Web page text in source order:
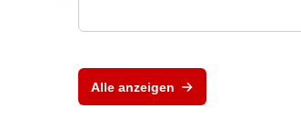
Leistungselektronik-
Lösungen
Alle anzeigen